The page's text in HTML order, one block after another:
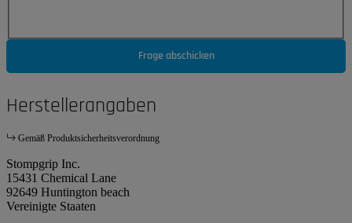
Frage abschicken
Herstellerangaben
Gemäß Produktsicherheitsverordnung
Stompgrip Inc.
15431 Chemical Lane
92649 Huntington beach
Vereinigte Staaten